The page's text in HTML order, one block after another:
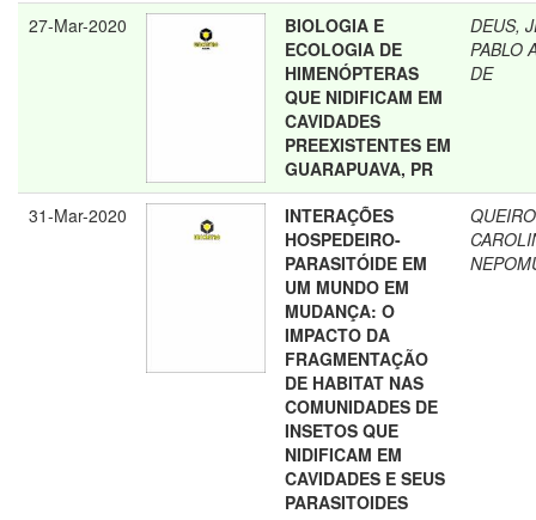
27-Mar-2020
BIOLOGIA E
ECOLOGIA DE
HIMENÓPTERAS
QUE NIDIFICAM EM
CAVIDADES
PREEXISTENTES EM
GUARAPUAVA, PR
DEUS,
PABLO
DE
31-Mar-2020
INTERAÇÕES
HOSPEDEIRO-
PARASITÓIDE EM
UM MUNDO EM
MUDANÇA: O
IMPACTO DA
FRAGMENTAÇÃO
DE HABITAT NAS
COMUNIDADES DE
INSETOS QUE
NIDIFICAM EM
CAVIDADES E SEUS
PARASITOIDES